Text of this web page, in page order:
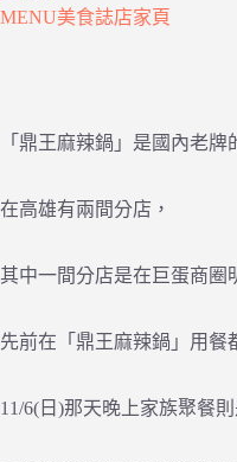
MENU美食誌店家頁
「鼎王麻辣鍋」是國內老牌
在高雄有兩間分店，
其中一間分店是在巨蛋商圈
先前在「鼎王麻辣鍋」用餐
11/6(日)那天晚上家族聚餐